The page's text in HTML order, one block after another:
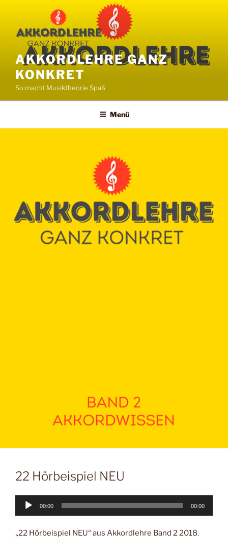
springen
AKKORDLEHRE GANZ
KONKRET
So macht Musiktheorie Spaß
Menü
22 Hörbeispiel NEU
Audio-
00:00 00:00
„22 Hörbeispiel NEU“ aus Akkordlehre Band 2 2018.